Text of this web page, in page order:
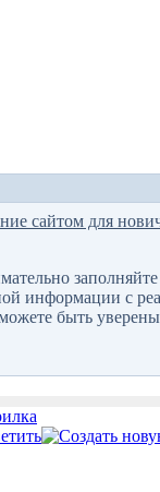
сайтом для
информации с
быть